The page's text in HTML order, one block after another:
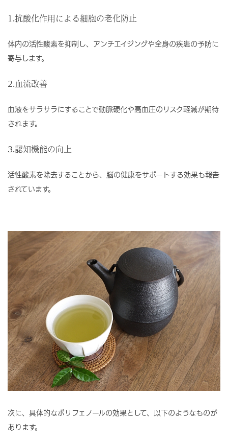
1.抗酸化作用による細胞の老化防止
体内の活性酸素を抑制し、アンチエイジングや全身の疾患の予防に
寄与します。
2.血流改善
血液をサラサラにすることで動脈硬化や高血圧のリスク軽減が期待
されます。
3.認知機能の向上
活性酸素を除去することから、脳の健康をサポートする効果も報告
されています。
次に、具体的なポリフェノールの効果として、以下のようなものが
あります。